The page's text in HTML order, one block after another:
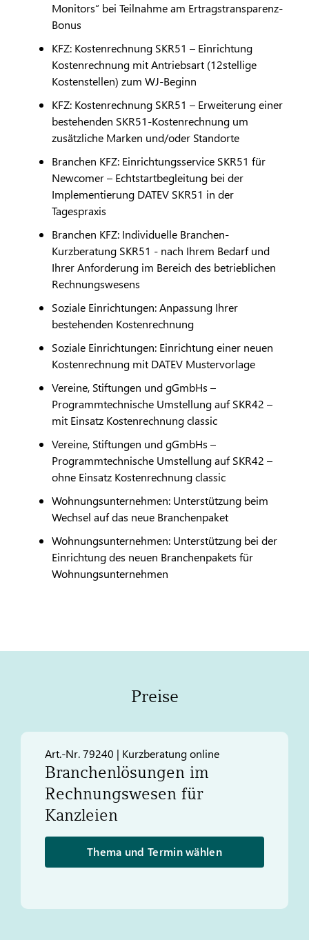
Monitors“ bei Teilnahme am Ertragstransparenz-
Bonus
KFZ: Kostenrechnung SKR51 – Einrichtung
Kostenrechnung mit Antriebsart (12stellige
Kostenstellen) zum WJ-Beginn
KFZ: Kostenrechnung SKR51 – Erweiterung einer
bestehenden SKR51-Kostenrechnung um
zusätzliche Marken und/oder Standorte
Branchen KFZ: Einrichtungsservice SKR51 für
Newcomer – Echtstartbegleitung bei der
Implementierung DATEVSKR51 in der
Tagespraxis
Branchen KFZ: Individuelle Branchen-
Kurzberatung SKR51 - nach Ihrem Bedarf und
Ihrer Anforderung im Bereich des betrieblichen
Rechnungswesens
Soziale Einrichtungen: Anpassung Ihrer
bestehenden Kostenrechnung
Soziale Einrichtungen: Einrichtung einer neuen
Kostenrechnung mit DATEVMustervorlage
Vereine, Stiftungen und gGmbHs –
Programmtechnische Umstellung auf SKR42 –
mit Einsatz Kostenrechnung classic
Vereine, Stiftungen und gGmbHs –
Programmtechnische Umstellung auf SKR42 –
ohne Einsatz Kostenrechnung classic
Wohnungsunternehmen: Unterstützung beim
Wechsel auf das neue Branchenpaket
Wohnungsunternehmen: Unterstützung bei der
Einrichtung des neuen Branchenpakets für
Wohnungsunternehmen
Preise
Art.-Nr. 79240 | Kurzberatung online
Branchenlösungen im
Rechnungswesen für
Kanzleien
Thema und Termin wählen